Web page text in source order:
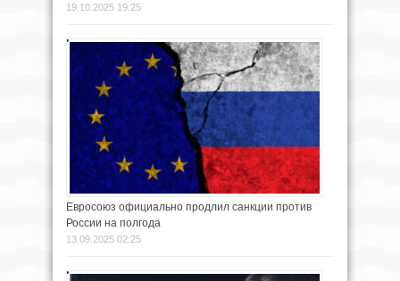
19.10.2025 19:25
Евросоюз официально продлил санкции против
России на полгода
13.09.2025 02:25